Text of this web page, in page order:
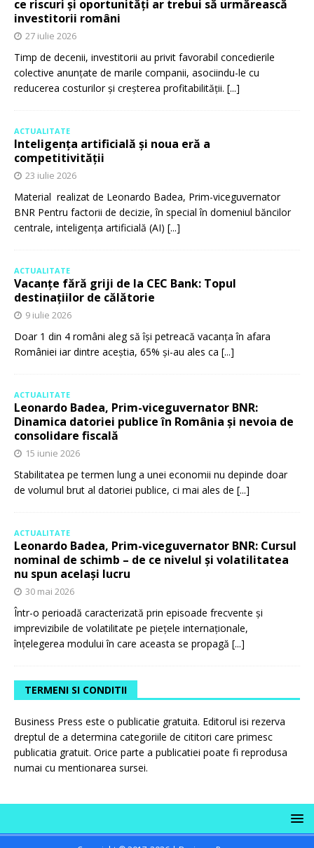
ce riscuri și oportunități ar trebui să urmărească
investitorii români
27 iulie 2026
Timp de decenii, investitorii au privit favorabil concedierile
colective anunțate de marile companii, asociindu-le cu
reducerea costurilor și creșterea profitabilității. [...]
ACTUALITATE
Inteligența artificială și noua eră a
competitivității
23 iulie 2026
Material realizat de Leonardo Badea, Prim-viceguvernator
BNR Pentru factorii de decizie, în special în domeniul băncilor
centrale, inteligența artificială (AI) [...]
ACTUALITATE
Vacanțe fără griji de la CEC Bank: Topul
destinațiilor de călătorie
9 iulie 2026
Doar 1 din 4 români aleg să își petreacă vacanța în afara
României iar dintre aceștia, 65% și-au ales ca [...]
ACTUALITATE
Leonardo Badea, Prim-viceguvernator BNR:
Dinamica datoriei publice în România și nevoia de
consolidare fiscală
15 iunie 2026
Stabilitatea pe termen lung a unei economii nu depinde doar
de volumul brut al datoriei publice, ci mai ales de [...]
ACTUALITATE
Leonardo Badea, Prim-viceguvernator BNR: Cursul
nominal de schimb – de ce nivelul și volatilitatea
nu spun același lucru
30 mai 2026
Într-o perioadă caracterizată prin episoade frecvente și
imprevizibile de volatilitate pe piețele internaționale,
înțelegerea modului în care aceasta se propagă [...]
TERMENI SI CONDITII
Business Press este o publicatie gratuita. Editorul isi rezerva
dreptul de a determina categoriile de cititori care primesc
publicatia gratuit. Orice parte a publicatiei poate fi reprodusa
numai cu mentionarea sursei.